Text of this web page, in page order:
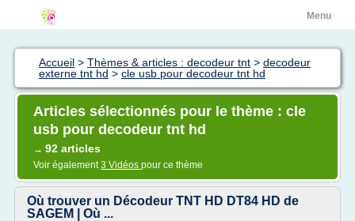
Menu
Accueil > Thèmes & articles : decodeur tnt > decodeur
externe tnt hd > cle usb pour decodeur tnt hd
Articles sélectionnés pour le thème : cle
usb pour decodeur tnt hd
→ 92 articles
Voir également3 Vidéos pour ce thème
Où trouver un Décodeur TNT HD DT84 HD de
SAGEM | Où ...